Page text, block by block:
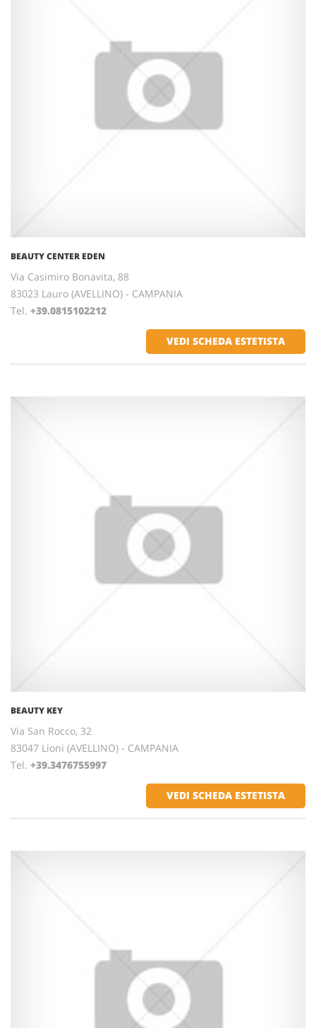
BEAUTY CENTER EDEN
Via Casimiro Bonavita, 88
83023 Lauro (AVELLINO) - CAMPANIA
Tel. +39.0815102212
VEDI SCHEDA ESTETISTA
BEAUTY KEY
Via San Rocco, 32
83047 Lioni (AVELLINO) - CAMPANIA
Tel. +39.3476755997
VEDI SCHEDA ESTETISTA